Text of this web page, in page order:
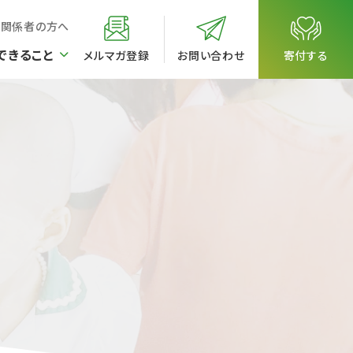
係者の方へ
きること メルマガ登録 お問い合わせ 寄付する